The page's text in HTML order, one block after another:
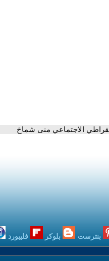
الاجتماعي منى شماخ
بنترست بلوكر فليبورد